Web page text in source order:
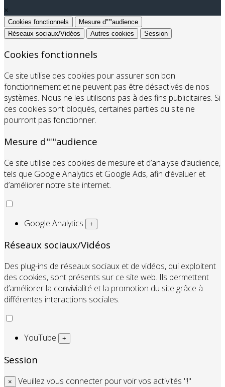
×
Cookies fonctionnels
Mesure d"'"audience
Réseaux sociaux/Vidéos
Autres cookies Session
Cookies fonctionnels
Ce site utilise des cookies pour assurer son bon
fonctionnement et ne peuvent pas être désactivés de nos
systèmes. Nous ne les utilisons pas à des fins publicitaires. Si
ces cookies sont bloqués, certaines parties du site ne
pourront pas fonctionner.
Mesure d"'"audience
Ce site utilise des cookies de mesure et d’analyse d’audience,
tels que Google Analytics et Google Ads, afin d’évaluer et
d’améliorer notre site internet.
Google Analytics +
Réseaux sociaux/Vidéos
Des plug-ins de réseaux sociaux et de vidéos, qui exploitent
des cookies, sont présents sur ce site web. Ils permettent
d’améliorer la convivialité et la promotion du site grâce à
différentes interactions sociales.
YouTube +
Session
× Veuillez vous connecter pour voir vos activités "!"